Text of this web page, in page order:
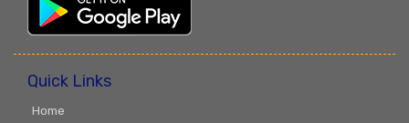
Quick Links
Home